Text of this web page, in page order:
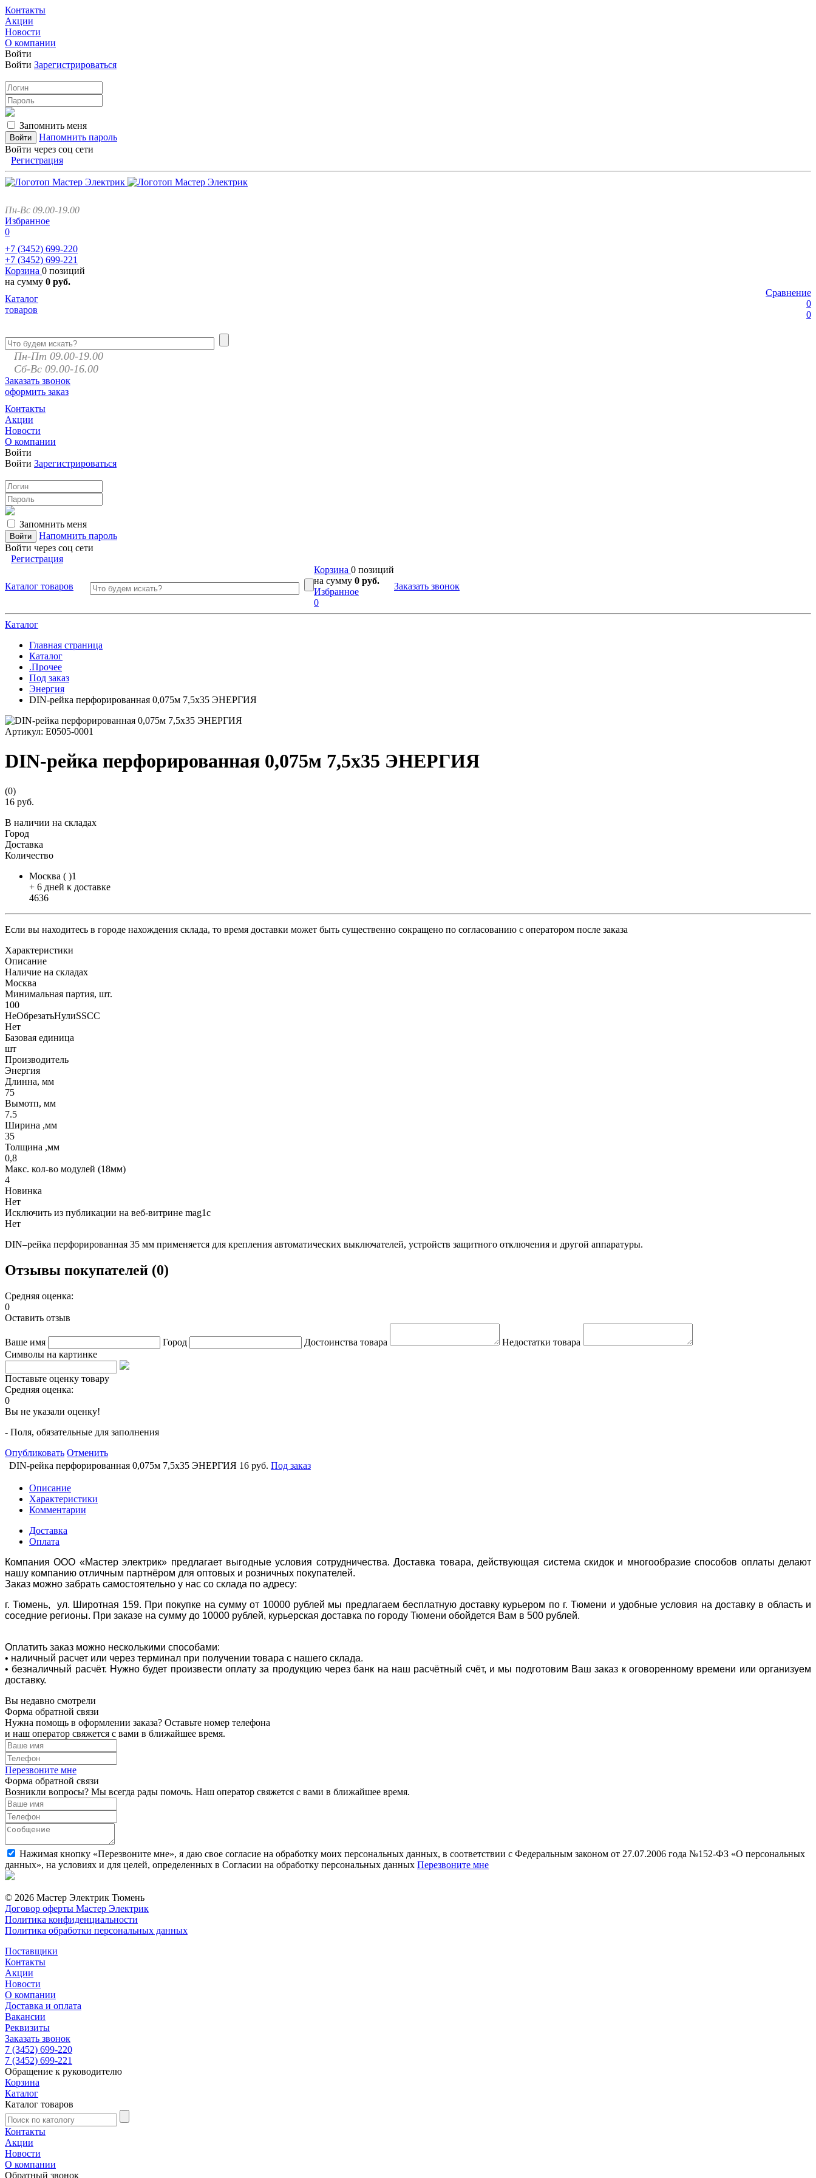
Контакты
Акции
Новости
О компании
Войти
Войти Зарегистрироваться
Запомнить меня
Напомнить пароль
Войти через соц сети
Регистрация
Пн-Вс 09.00-19.00
Избранное
0
+7 (3452) 699-220
+7 (3452) 699-221
Корзина 0 позиций
на сумму 0 руб.
Сравнение
0
0
Каталог
товаров
Пн-Пт 09.00-19.00
Сб-Вс 09.00-16.00
Заказать звонок
оформить заказ
Контакты
Акции
Новости
О компании
Войти
Войти Зарегистрироваться
Запомнить меня
Напомнить пароль
Войти через соц сети
Регистрация
Каталог товаров
Корзина 0 позиций
на сумму 0 руб.
Избранное
0
Заказать звонок
Каталог
Главная страница
Каталог
.Прочее
Под заказ
Энергия
DIN-рейка перфорированная 0,075м 7,5х35 ЭНЕРГИЯ
Артикул: Е0505-0001
DIN-рейка перфорированная 0,075м 7,5х35 ЭНЕРГИЯ
(0)
16 руб.
В наличии на складах
Город
Доставка
Количество
Москва ( )1
+ 6 дней к доставке
4636
Если вы находитесь в городе нахождения склада, то время доставки может быть существенно сокращено по согласованию с оператором после заказа
Характеристики
Описание
Наличие на складах
Москва
Минимальная партия, шт.
100
НеОбрезатьНулиSSCC
Нет
Базовая единица
шт
Производитель
Энергия
Длинна, мм
75
Вымотп, мм
7.5
Ширина ,мм
35
Толщина ,мм
0,8
Макс. кол-во модулей (18мм)
4
Новинка
Нет
Исключить из публикации на веб-витрине mag1c
Нет
DIN–рейка перфорированная 35 мм применяется для крепления автоматических выключателей, устройств защитного отключения и другой аппаратуры.
Отзывы покупателей (0)
Средняя оценка:
0
Оставить отзыв
Ваше имя Город Достоинства товара
Недостатки товара
Символы на картинке
Поставьте оценку товару
Средняя оценка:
0
Вы не указали оценку!
- Поля, обязательные для заполнения
Опубликовать Отменить
DIN-рейка перфорированная 0,075м 7,5х35 ЭНЕРГИЯ 16 руб. Под заказ
Описание
Характеристики
Комментарии
Доставка
Оплата
Компания ООО «Мастер электрик» предлагает выгодные условия сотрудничества. Доставка товара, действующая система скидок и многообразие способов оплаты делают
нашу компанию отличным партнёром для оптовых и розничных покупателей.
Заказ можно забрать самостоятельно у нас со склада по адресу:
г. Тюмень, ул. Широтная 159. При покупке на сумму от 10000 рублей мы предлагаем бесплатную доставку курьером по г. Тюмени и удобные условия на доставку в область и
соседние регионы. При заказе на сумму до 10000 рублей, курьерская доставка по городу Тюмени обойдется Вам в 500 рублей.
Оплатить заказ можно несколькими способами:
• наличный расчет или через терминал при получении товара с нашего склада.
• безналичный расчёт. Нужно будет произвести оплату за продукцию через банк на наш расчётный счёт, и мы подготовим Ваш заказ к оговоренному времени или организуем
доставку.
Вы недавно смотрели
Форма обратной связи
Нужна помощь в оформлении заказа? Оставьте номер телефона
и наш оператор свяжется с вами в ближайшее время.
Перезвоните мне
Форма обратной связи
Возникли вопросы? Мы всегда рады помочь. Наш оператор свяжется с вами в ближайшее время.
Нажимая кнопку «Перезвоните мне», я даю свое согласие на обработку моих персональных данных, в соответствии с Федеральным законом от 27.07.2006 года №152-ФЗ «О персональных
данных», на условиях и для целей, определенных в Согласии на обработку персональных данных Перезвоните мне
© 2026 Мастер Электрик Тюмень
Договор оферты Мастер Электрик
Политика конфиденциальности
Политика обработки персональных данных
Поставщики
Контакты
Акции
Новости
О компании
Доставка и оплата
Вакансии
Реквизиты
Заказать звонок
7 (3452) 699-220
7 (3452) 699-221
Обращение к руководителю
Корзина
Каталог
Каталог товаров
Контакты
Акции
Новости
О компании
Обратный звонок